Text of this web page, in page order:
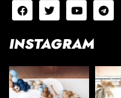
INSTAGRAM